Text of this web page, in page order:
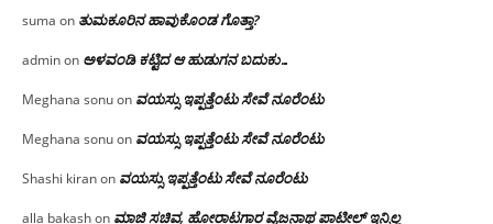
suma on ತುಮಕೂರಿನ ಹಾವುಕೊಂಡ ಗೊತ್ತಾ?
adminon ಅಳವಂಡಿ ಕಟ್ಟಿದ ಆ ಹುಡುಗನ ಬದುಕು…
Meghana sonuon ವಯಸ್ಸು ಇಪ್ಪತ್ತೆಂಟು ಸೇವೆ ನೂರೆಂಟು
Meghana sonuon ವಯಸ್ಸು ಇಪ್ಪತ್ತೆಂಟು ಸೇವೆ ನೂರೆಂಟು
Shashi kiranon ವಯಸ್ಸು ಇಪ್ಪತ್ತೆಂಟು ಸೇವೆ ನೂರೆಂಟು
alla bakashon ಮಾಜಿ ಸಚಿವ, ಹೋರಾಟಗಾರ ವೈಜನಾಥ ಪಾಟೀಲ್ ಇನ್ನಿಲ್ಲ